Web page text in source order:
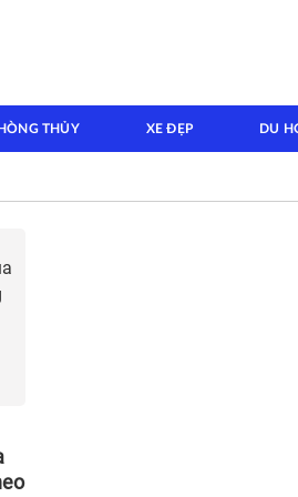
THỦY XE ĐẸP DU